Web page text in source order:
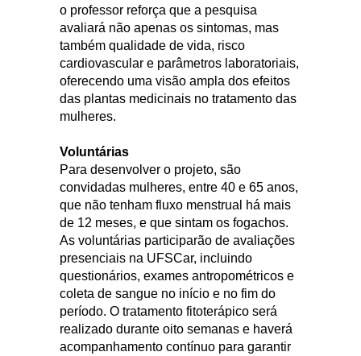
o professor reforça que a pesquisa
avaliará não apenas os sintomas, mas
também qualidade de vida, risco
cardiovascular e parâmetros laboratoriais,
oferecendo uma visão ampla dos efeitos
das plantas medicinais no tratamento das
mulheres.
Voluntárias
Para desenvolver o projeto, são
convidadas mulheres, entre 40 e 65 anos,
que não tenham fluxo menstrual há mais
de 12 meses, e que sintam os fogachos.
As voluntárias participarão de avaliações
presenciais na UFSCar, incluindo
questionários, exames antropométricos e
coleta de sangue no início e no fim do
período. O tratamento fitoterápico será
realizado durante oito semanas e haverá
acompanhamento contínuo para garantir